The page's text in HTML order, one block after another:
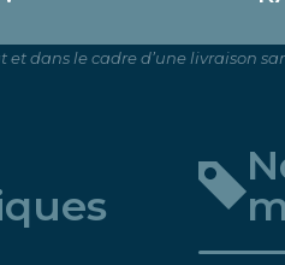
dans le cadre d’une livraison